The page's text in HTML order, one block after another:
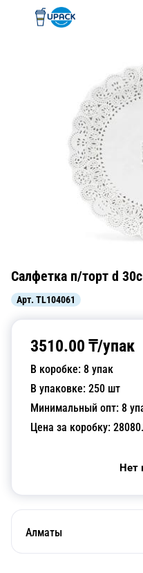
Салфетка п/торт d
Арт. TL104061
3510.00 ₸/упак
В коробке: 8 упак
В упаковке: 250 шт
Минимальный опт: 8
Цена за коробку:
Нет
Алматы